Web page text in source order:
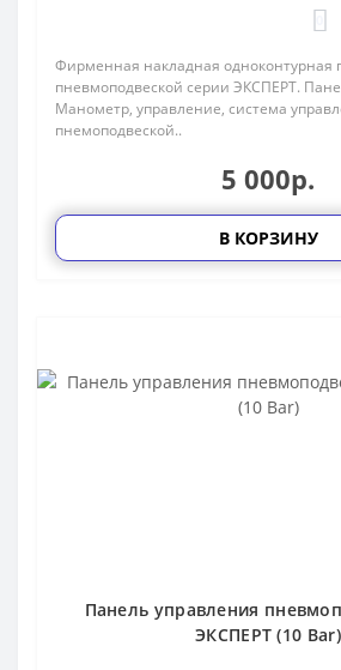
Фирменная накладная одноконтурная
пневмоподвеской серии ЭКСПЕРТ.
Манометр, управление, система
пнемоподвеской..
5 000р.
В КОРЗИНУ
Панель управления
ЭКСПЕРТ (10 Bar)